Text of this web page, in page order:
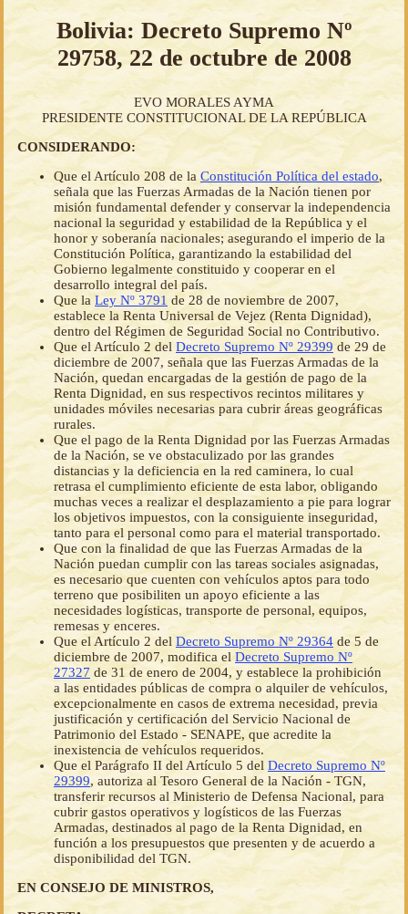
Bolivia: Decreto Supremo Nº
29758, 22 de octubre de 2008
EVO MORALES AYMA
PRESIDENTE CONSTITUCIONAL DE LA REPÚBLICA
CONSIDERANDO:
Que el Artículo 208 de la Constitución Política del estado,
señala que las Fuerzas Armadas de la Nación tienen por
misión fundamental defender y conservar la independencia
nacional la seguridad y estabilidad de la República y el
honor y soberanía nacionales; asegurando el imperio de la
Constitución Política, garantizando la estabilidad del
Gobierno legalmente constituido y cooperar en el
desarrollo integral del país.
Que la Ley Nº 3791 de 28 de noviembre de 2007,
establece la Renta Universal de Vejez (Renta Dignidad),
dentro del Régimen de Seguridad Social no Contributivo.
Que el Artículo 2 del Decreto Supremo Nº 29399 de 29 de
diciembre de 2007, señala que las Fuerzas Armadas de la
Nación, quedan encargadas de la gestión de pago de la
Renta Dignidad, en sus respectivos recintos militares y
unidades móviles necesarias para cubrir áreas geográficas
rurales.
Que el pago de la Renta Dignidad por las Fuerzas Armadas
de la Nación, se ve obstaculizado por las grandes
distancias y la deficiencia en la red caminera, lo cual
retrasa el cumplimiento eficiente de esta labor, obligando
muchas veces a realizar el desplazamiento a pie para lograr
los objetivos impuestos, con la consiguiente inseguridad,
tanto para el personal como para el material transportado.
Que con la finalidad de que las Fuerzas Armadas de la
Nación puedan cumplir con las tareas sociales asignadas,
es necesario que cuenten con vehículos aptos para todo
terreno que posibiliten un apoyo eficiente a las
necesidades logísticas, transporte de personal, equipos,
remesas y enceres.
Que el Artículo 2 del Decreto Supremo Nº 29364 de 5 de
diciembre de 2007, modifica el Decreto Supremo Nº
27327 de 31 de enero de 2004, y establece la prohibición
a las entidades públicas de compra o alquiler de vehículos,
excepcionalmente en casos de extrema necesidad, previa
justificación y certificación del Servicio Nacional de
Patrimonio del Estado - SENAPE, que acredite la
inexistencia de vehículos requeridos.
Que el Parágrafo II del Artículo 5 del Decreto Supremo Nº
29399, autoriza al Tesoro General de la Nación - TGN,
transferir recursos al Ministerio de Defensa Nacional, para
cubrir gastos operativos y logísticos de las Fuerzas
Armadas, destinados al pago de la Renta Dignidad, en
función a los presupuestos que presenten y de acuerdo a
disponibilidad del TGN.
EN CONSEJO DE MINISTROS,